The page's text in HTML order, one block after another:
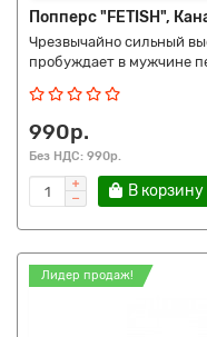
Попперс "FETISH",
Чрезвычайно сильный
пробуждает в мужчине
990р.
Без НДС: 990р.
В корзину
Лидер продаж!